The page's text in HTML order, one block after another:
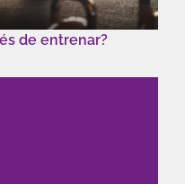
de entrenar?